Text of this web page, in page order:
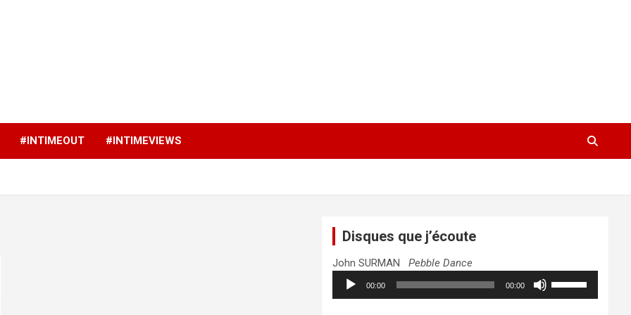
#INTIMEOUT #INTIMEVIEWS
Disques que j’écoute
John SURMANPebble Dance
Lecteur
audio
00:00 00:00